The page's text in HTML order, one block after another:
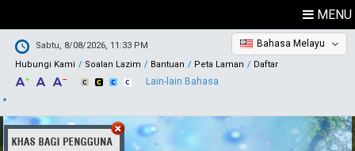
MENU
Sabtu, 8/08/2026, 11:33 PM
Hubungi Kami
Soalan Lazim Bantuan Peta Laman Daftar
Bahasa Melayu
Lain-lain Bahasa